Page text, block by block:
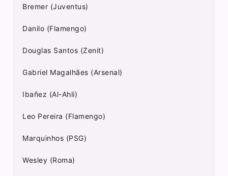
Bremer (Juventus)
Danilo (Flamengo)
Douglas Santos (Zenit)
Gabriel Magalhães (Arsenal)
Ibañez (Al-Ahli)
Leo Pereira (Flamengo)
Marquinhos (PSG)
Wesley (Roma)